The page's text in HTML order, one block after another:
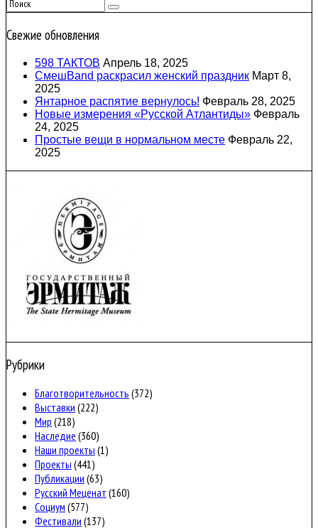
Свежие обновления
598 ТАКТОВ Апрель 18, 2025
СмешBand раскрасил женский праздник Март 8,
2025
Янтарное распятие вернулось! Февраль 28, 2025
Новые измерения «Русской Атлантиды» Февраль
24, 2025
Простые вещи в нормальном месте Февраль 22,
2025
Рубрики
Благотворительность (372)
Выставки (222)
Мир (218)
Наследие (360)
Наши проекты (1)
Проекты (441)
Публикации (63)
Русский Меценат (160)
Социум (577)
Фестивали (137)